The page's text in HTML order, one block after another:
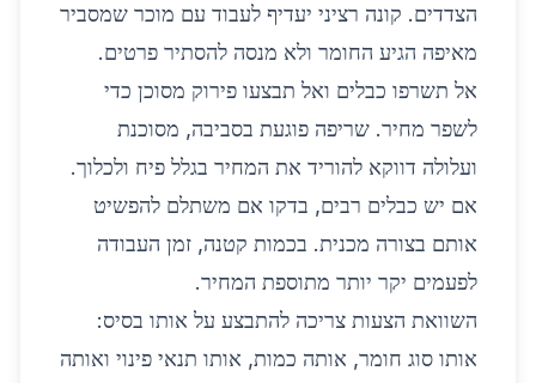
הצדדים. קונה רציני יעדיף לעבוד עם מוכר שמסביר
מאיפה הגיע החומר ולא מנסה להסתיר פרטים.
אל תשרפו כבלים ואל תבצעו פירוק מסוכן כדי
לשפר מחיר. שריפה פוגעת בסביבה, מסוכנת
ועלולה דווקא להוריד את המחיר בגלל פיח ולכלוך.
אם יש כבלים רבים, בדקו אם משתלם להפשיט
אותם בצורה מכנית. בכמות קטנה, זמן העבודה
לפעמים יקר יותר מתוספת המחיר.
השוואת הצעות צריכה להתבצע על אותו בסיס:
אותו סוג חומר, אותה כמות, אותו תנאי פינוי ואותה